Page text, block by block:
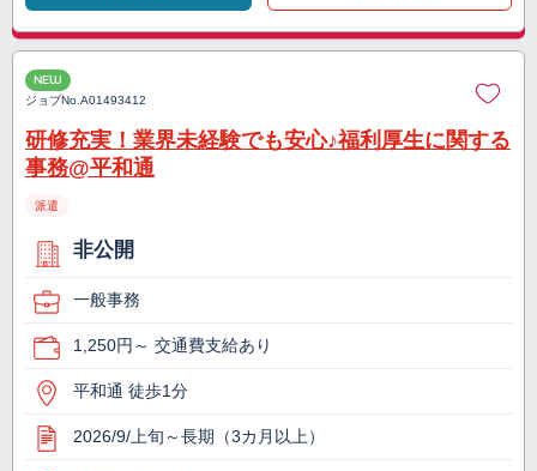
NEW
ジョブNo.A01493412
研修充実！業界未経験でも安心♪福利厚生に関する
事務@平和通
派遣
非公開
一般事務
1,250円～ 交通費支給あり
平和通 徒歩1分
2026/9/上旬～長期（3カ月以上）